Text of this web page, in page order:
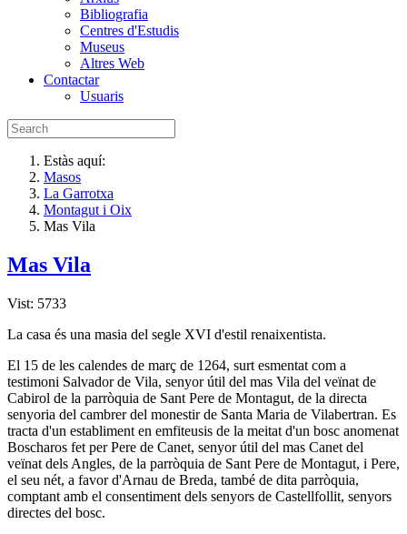
Bibliografia
Centres d'Estudis
Museus
Altres Web
Contactar
Usuaris
Estàs aquí:
Masos
La Garrotxa
Montagut i Oix
Mas Vila
Mas Vila
Vist: 5733
La casa és una masia del segle XVI d'estil renaixentista.
El 15 de les calendes de març de 1264, surt esmentat com a
testimoni Salvador de Vila, senyor útil del mas Vila del veïnat de
Cabirol de la parròquia de Sant Pere de Montagut, de la directa
senyoria del cambrer del monestir de Santa Maria de Vilabertran. Es
tracta d'un establiment en emfiteusis de la meitat d'un bosc anomenat
Boscharos fet per Pere de Canet, senyor útil del mas Canet del
veïnat dels Angles, de la parròquia de Sant Pere de Montagut, i Pere,
el seu nét, a favor d'Arnau de Breda, també de dita parròquia,
comptant amb el consentiment dels senyors de Castellfollit, senyors
directes del bosc.